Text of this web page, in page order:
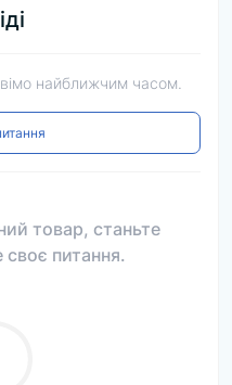
найближчим часом.
товар, станьте
своє питання.